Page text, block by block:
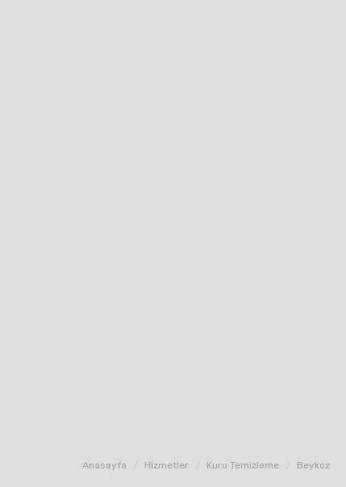
Anasayfa Hizmetler Kuru Temizleme Beykoz